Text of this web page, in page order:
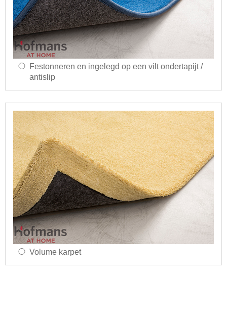
Festonneren en ingelegd op een vilt ondertapijt /
antislip
Volume karpet